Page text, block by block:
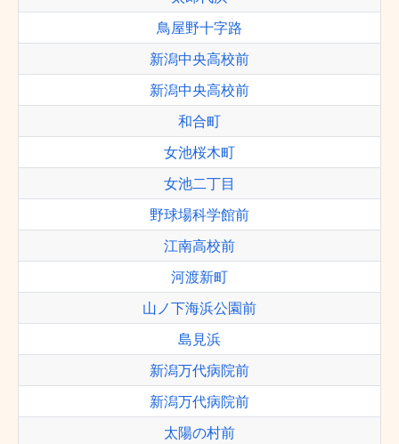
鳥屋野十字路
新潟中央高校前
新潟中央高校前
和合町
女池桜木町
女池二丁目
野球場科学館前
江南高校前
河渡新町
山ノ下海浜公園前
島見浜
新潟万代病院前
新潟万代病院前
太陽の村前